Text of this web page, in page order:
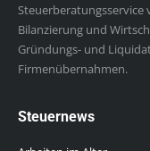
Bilanzierung und
Gründungs- und
Firmenübernahmen.
Steuernews